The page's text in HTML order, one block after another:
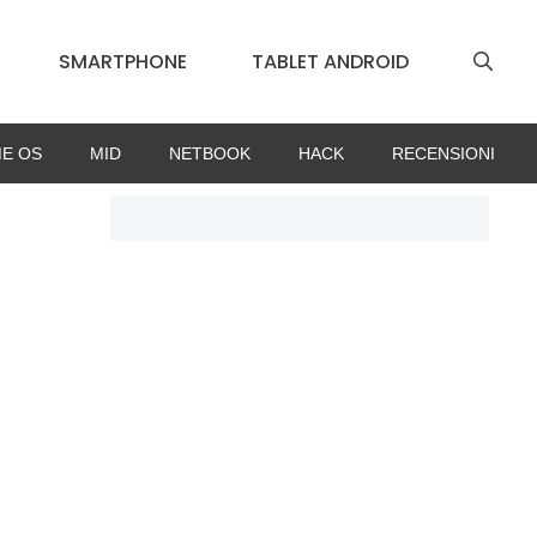
SMARTPHONE TABLET ANDROID
OS MID NETBOOK HACK RECENSIONI